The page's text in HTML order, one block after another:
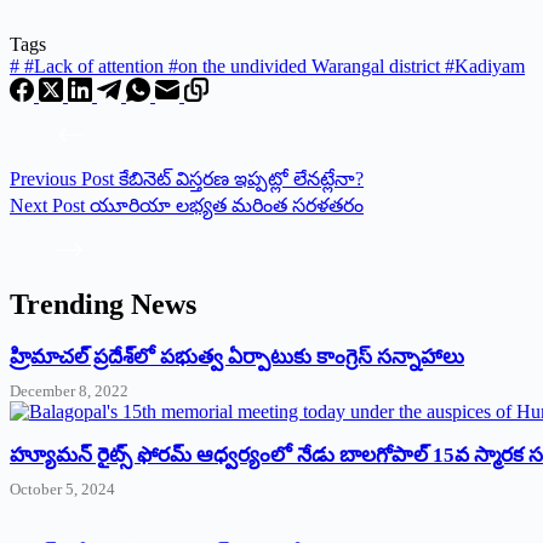
Tags
# #Lack of attention #on the undivided Warangal district #Kadiyam
Previous Post కేబినెట్ విస్తరణ ఇప్పట్లో లేనట్లేనా?
Next Post యూరియా లభ్యత మరింత సరళతరం
Trending News
‌హ్రిమాచల్‌ ‌ప్రదేశ్‌లో పభుత్వ ఏర్పాటుకు కాంగ్రెస్‌ ‌సన్నాహాలు
December 8, 2022
హ్యూమన్‌ రైట్స్‌ ఫోరమ్‌ ఆధ్వర్యంలో నేడు బాలగోపాల్‌ 15వ స్మారక
October 5, 2024